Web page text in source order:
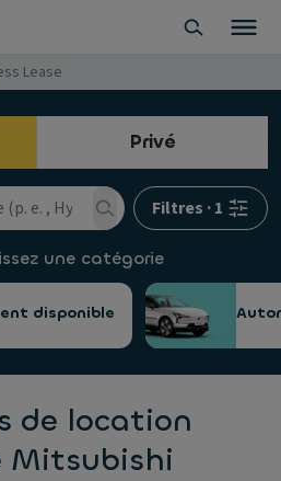
Lease
Privé
Filtres ·1
une catégorie
disponible
de location
Mitsubishi